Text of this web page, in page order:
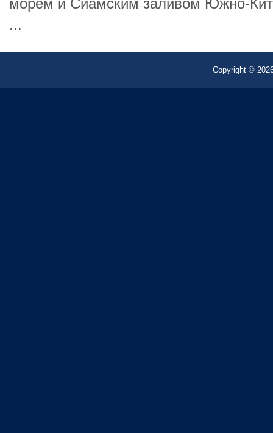
морем и Сиамским заливом Южно-
...
Copyright ©